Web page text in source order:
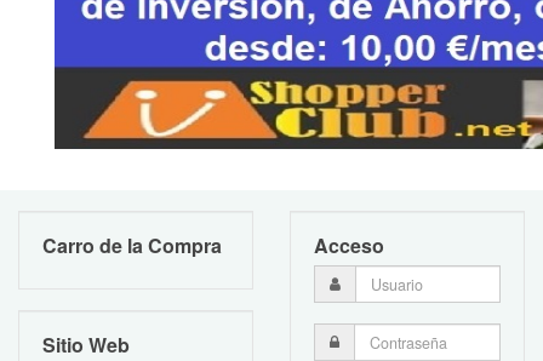
Carro de la Compra
Sitio Web
Acceso